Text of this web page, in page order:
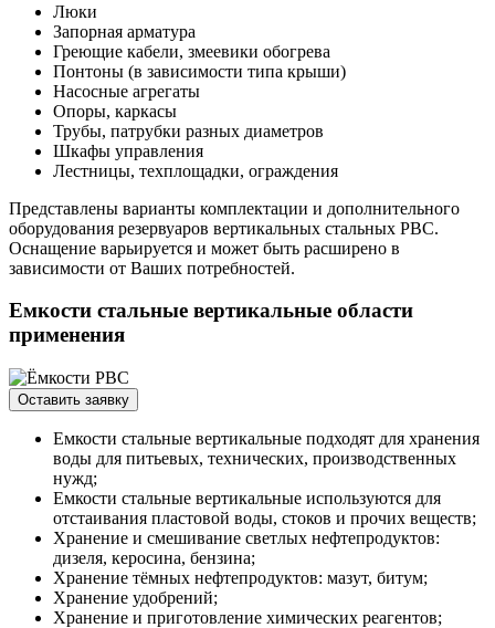
Люки
Запорная арматура
Греющие кабели, змеевики обогрева
Понтоны (в зависимости типа крыши)
Насосные агрегаты
Опоры, каркасы
Трубы, патрубки разных диаметров
Шкафы управления
Лестницы, техплощадки, ограждения
Представлены варианты комплектации и дополнительного
оборудования резервуаров вертикальных стальных РВС.
Оснащение варьируется и может быть расширено в
зависимости от Ваших потребностей.
Емкости стальные вертикальные области
применения
Оставить заявку
Емкости стальные вертикальные подходят для хранения
воды для питьевых, технических, производственных
нужд;
Емкости стальные вертикальные используются для
отстаивания пластовой воды, стоков и прочих веществ;
Хранение и смешивание светлых нефтепродуктов:
дизеля, керосина, бензина;
Хранение тёмных нефтепродуктов: мазут, битум;
Хранение удобрений;
Хранение и приготовление химических реагентов;